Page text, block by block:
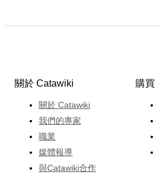
關於 Catawiki
關於 Catawiki
我們的專家
職業
媒體報導
與Catawiki合作
購買